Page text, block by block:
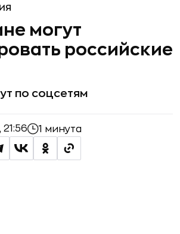
могут
российские
по соцсетям
21:56 1 минута